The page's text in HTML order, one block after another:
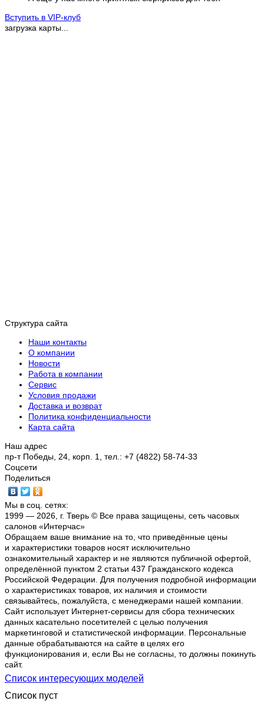
Вступить в VIP-клуб
загрузка карты...
Структура сайта
Наши контакты
О компании
Новости
Работа в компании
Сервис
Условия продажи
Доставка и возврат
Политика конфиденциальности
Карта сайта
Наш адрес
пр-т Победы, 24, корп. 1, тел.: +7 (4822) 58-74-33
Соцсети
Поделиться
Мы в соц. сетях:
1999 — 2026, г. Тверь © Все права защищены, сеть часовых
салонов «Интерчас»
Обращаем ваше внимание на то, что приведённые цены
и характеристики товаров носят исключительно
ознакомительный характер и не являются публичной офертой,
определённой пунктом 2 статьи 437 Гражданского кодекса
Российской Федерации. Для получения подробной информации
о характеристиках товаров, их наличия и стоимости
связывайтесь, пожалуйста, с менеджерами нашей компании.
Сайт использует Интернет-сервисы для сбора технических
данных касательно посетителей с целью получения
маркетинговой и статистической информации. Персональные
данные обрабатываются на сайте в целях его
функционирования и, если Вы не согласны, то должны покинуть
сайт.
Список интересующих моделей
Список пуст